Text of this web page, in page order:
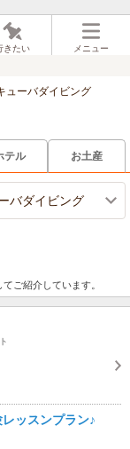
きたい メニュー
ューバダイビング
テル お土産
バダイビング
ご紹介しています。
ッスンプラン♪